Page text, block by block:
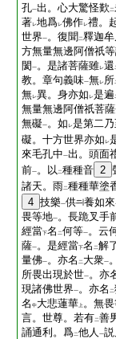
孔一出。心大驚怪歎 二
著レ地爲レ佛作レ禮。
世界一。復聞 二釋迦
方無量無邊阿僧祇
閡 一。是諸菩薩雖レ還
教。章句義味一無レ所
無レ異。身亦如 レ是遍
無量無邊阿僧祇菩
無礙一。如 レ是第二
礙。十方世界亦如 レ
來毛孔中一出。頭面
前一。以 二種種音 2
諸天。雨二種種華塗
4 技樂一供 養如來
畏等地一。長跪叉手
經當下名 二何等一。云
薩一。是經當下名 二解
量佛一。亦名 二 大衆一
所畏出現於世一。亦
現諸佛世界一。亦名 二
名 中大悲蓮華 上 。無
言。世尊。若有二善
誦通利。爲二他人 一